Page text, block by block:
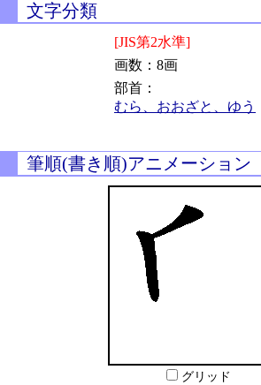
文字分類
[JIS第2水準]
画数：8画
部首：
むら、おおざと、ゆう
筆順(書き順)アニメーション
グリッド